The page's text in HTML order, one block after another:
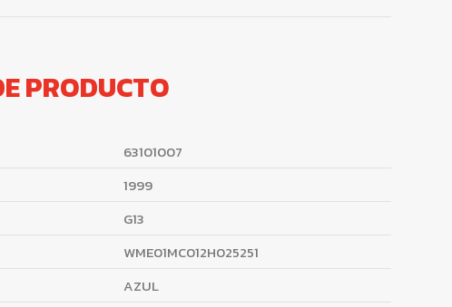
PRODUCTO
63101007
1999
G13
WME01MC012H025251
AZUL